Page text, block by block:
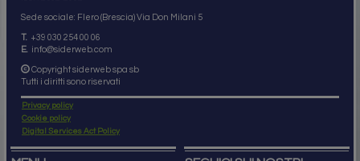
Sede sociale: Flero (Brescia) Via Don Milani 5
T. +39 030 254 00 06
E.
info@siderweb.com
Copyright siderweb spa sb
Tutti i diritti sono riservati
Privacy policy
Cookie policy
Digital Services Act Policy